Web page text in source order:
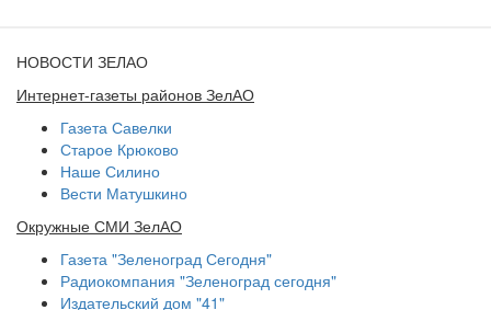
НОВОСТИ ЗЕЛАО
Интернет-газеты районов ЗелАО
Газета Савелки
Старое Крюково
Наше Силино
Вести Матушкино
Окружные СМИ ЗелАО
Газета "Зеленоград Сегодня"
Радиокомпания "Зеленоград сегодня"
Издательский дом "41"